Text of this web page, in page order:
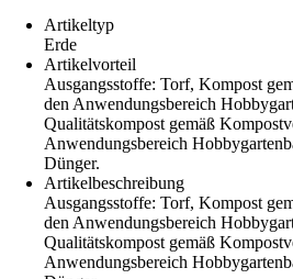
Artikeltyp
Erde
Artikelvorteil
Ausgangsstoffe: Torf, Kompost
den Anwendungsbereich
Qualitätskompost gemäß
Anwendungsbereich
Dünger.
Artikelbeschreibung
Ausgangsstoffe: Torf, Kompost
den Anwendungsbereich
Qualitätskompost gemäß
Anwendungsbereich